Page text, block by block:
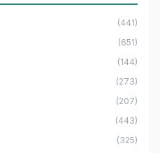
(441)
(651)
(144)
(273)
(207)
(443)
(325)